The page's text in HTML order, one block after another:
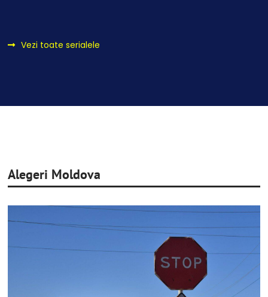
Vezi toate serialele
Alegeri Moldova